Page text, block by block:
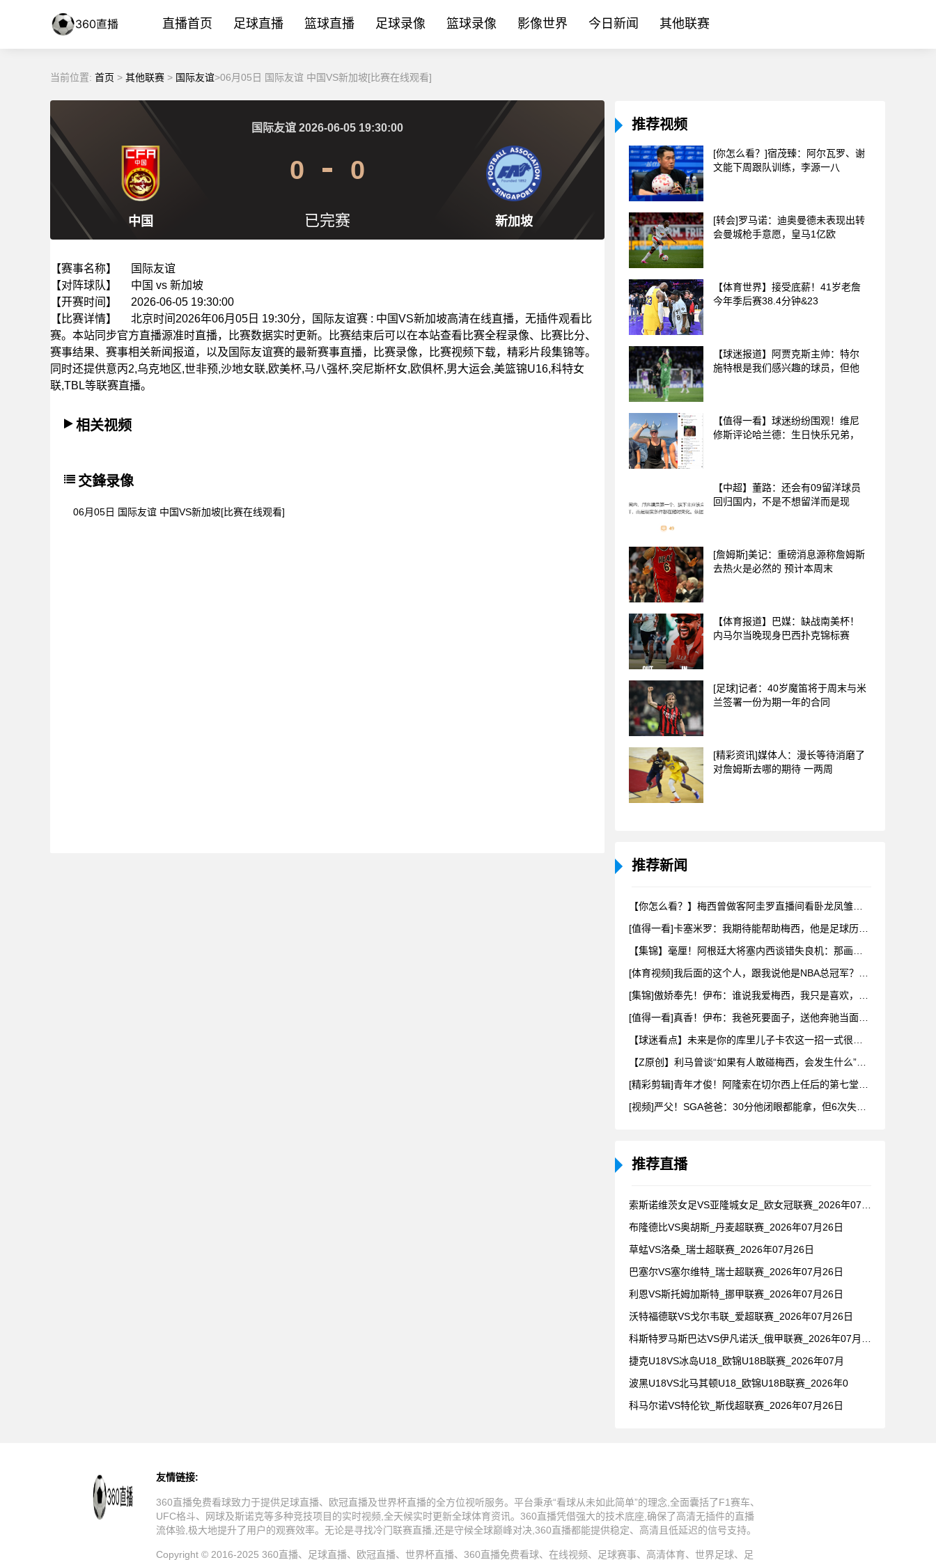
直播首页 足球直播 篮球直播 足球录像 篮球录像 影像世界 今日新闻 其他联赛
当前位置: 首页 > 其他联赛 > 国际友谊>06月05日 国际友谊 中国VS新加坡[比赛在线观看]
中国 新加坡
国际友谊 2026-06-05 19:30:00
0 0
已完赛
【赛事名称】
国际友谊
【对阵球队】
中国 vs 新加坡
【开赛时间】
2026-06-05 19:30:00
【比赛详情】
北京时间2026年06月05日 19:30分，国际友谊赛 : 中国VS新加坡高清在线直播，无插件观看比
赛。本站同步官方直播源准时直播，比赛数据实时更新。比赛结束后可以在本站查看比赛全程录像、比赛比分、
赛事结果、赛事相关新闻报道，以及国际友谊赛的最新赛事直播，比赛录像，比赛视频下载，精彩片段集锦等。
同时还提供意丙2,乌克地区,世非预,沙地女联,欧美杯,马八强杯,突尼斯杯女,欧俱杯,男大运会,美篮锦U16,科特女
联,TBL等联赛直播。
相关视频
交鋒录像
06月05日 国际友谊 中国VS新加坡[比赛在线观看]
推荐视频
[你怎么看？]宿茂臻：阿尔瓦罗、谢
文能下周跟队训练，李源一八
[转会]罗马诺：迪奥曼德未表现出转
会曼城枪手意愿，皇马1亿欧
【体育世界】接受底薪！41岁老詹
今年季后赛38.4分钟&23
【球迷报道】阿贾克斯主帅：特尔
施特根是我们感兴趣的球员，但他
【值得一看】球迷纷纷围观！维尼
修斯评论哈兰德：生日快乐兄弟，
【中超】董路：还会有09留洋球员
回归国内，不是不想留洋而是现
[詹姆斯]美记：重磅消息源称詹姆斯
去热火是必然的 预计本周末
【体育报道】巴媒：缺战南美杯！
内马尔当晚现身巴西扑克锦标赛
[足球]记者：40岁魔笛将于周末与米
兰签署一份为期一年的合同
[精彩资讯]媒体人：漫长等待消磨了
对詹姆斯去哪的期待 一两周
推荐新闻
推荐直播
布隆德比VS奥胡斯_丹麦超联赛_2026年07月26日
草蜢VS洛桑_瑞士超联赛_2026年07月26日
巴塞尔VS塞尔维特_瑞士超联赛_2026年07月26日
利恩VS斯托姆加斯特_挪甲联赛_2026年07月26日
沃特福德联VS戈尔韦联_爱超联赛_2026年07月26日
捷克U18VS冰岛U18_欧锦U18B联赛_2026年07月
波黑U18VS北马其顿U18_欧锦U18B联赛_2026年0
科马尔诺VS特伦钦_斯伐超联赛_2026年07月26日
友情链接:
360直播免费看球致力于提供足球直播、欧冠直播及世界杯直播的全方位视听服务。平台秉承“看球从未如此简单”的理念,全面囊括了F1赛车、
UFC格斗、网球及斯诺克等多种竞技项目的实时视频,全天候实时更新全球体育资讯。360直播凭借强大的技术底座,确保了高清无插件的直播
流体验,极大地提升了用户的观赛效率。无论是寻找冷门联赛直播,还是守候全球巅峰对决,360直播都能提供稳定、高清且低延迟的信号支持。
Copyright © 2016-2025 360直播、足球直播、欧冠直播、世界杯直播、360直播免费看球、在线视频、足球赛事、高清体育、世界足球、足